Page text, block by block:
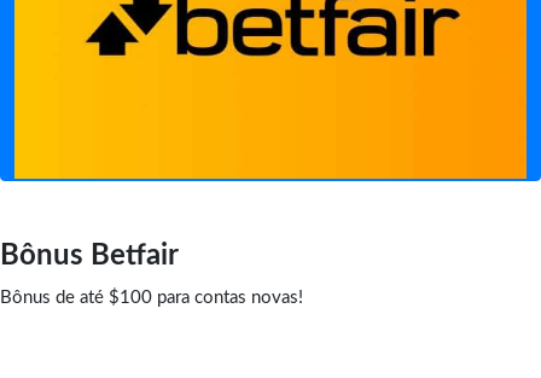
Bônus Betfair
Bônus de até $100 para contas novas!